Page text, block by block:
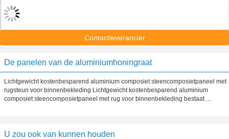
Contactleverancier
De panelen van de aluminiumhoningraat
Lichtgewicht kostenbesparend aluminium composiet steencomposietpaneel met
rugsteun voor binnenbekleding Lichtgewicht kostenbesparend aluminium
composiet steencomposietpaneel met rug voor binnenbekleding bestaat ...
U zou ook van kunnen houden